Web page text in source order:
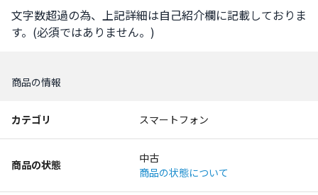
文字数超過の為、上記詳細は自己紹介欄に記載しておりま
す。(必須ではありません。)
商品の情報
カテゴリ スマートフォン
商品の状態
中古
商品の状態について